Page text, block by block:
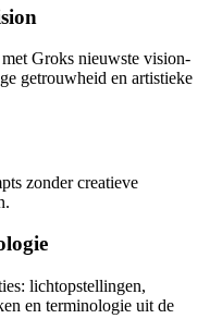
Groks nieuwste vision-
getrouwheid en artistieke
zonder creatieve
lichtopstellingen,
en terminologie uit de